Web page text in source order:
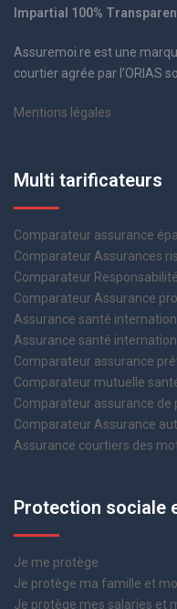
Impartial 100%
Assuremoi.re est une
courtier agrée par l’ORIAS
Mentions légales
Multi tarificateurs
Comparateur assurance
Comparateur Assurances
Comparateur
Comparateur Assurance
Assurance santé
Assurance santé
Comparateur assurance
Comparateur mutuelle
Comparateur assurance de
Comparateur Assurance
Assurance courtiers des
Protection sociale
Je me protège
Je protège ma famille et
Je protège mes salaries et